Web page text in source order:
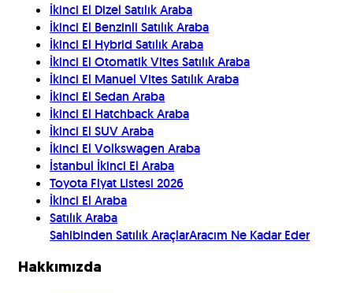
İkinci El Dizel Satılık Araba
İkinci El Benzinli Satılık Araba
İkinci El Hybrid Satılık Araba
İkinci El Otomatik Vites Satılık Araba
İkinci El Manuel Vites Satılık Araba
İkinci El Sedan Araba
İkinci El Hatchback Araba
İkinci El SUV Araba
İkinci El Volkswagen Araba
İstanbul İkinci El Araba
Toyota Fiyat Listesi 2026
İkinci El Araba
Satılık Araba
Sahibinden Satılık AraçlarAracım Ne Kadar Eder
Hakkımızda